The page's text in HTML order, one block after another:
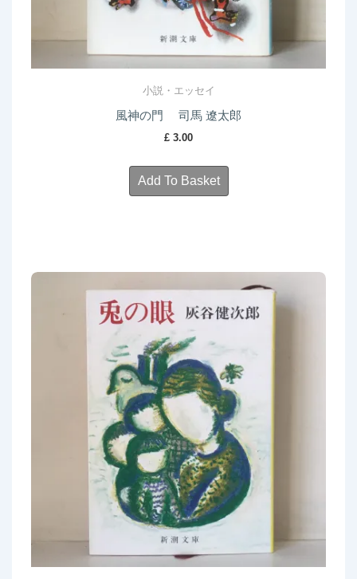
小説・エッセイ
風神の門 司馬 遼太郎
£ 3.00
Add To Basket